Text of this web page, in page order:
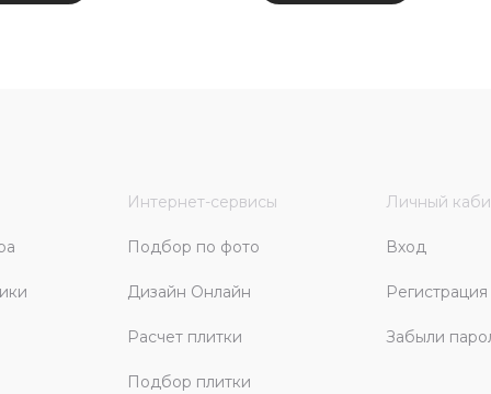
Интернет-сервисы
Подбор по фото
Дизайн Онлайн
Расчет плитки
Подбор плитки
Личный
Вход
Регистрация
Забыли